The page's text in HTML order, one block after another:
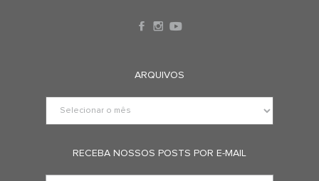
ARQUIVOS
RECEBA NOSSOS POSTS POR E-MAIL